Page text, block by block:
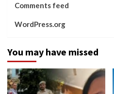
Comments feed
WordPress.org
You may have missed